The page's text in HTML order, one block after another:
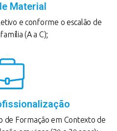
Material
e conforme o escalão de
(A a C);
de Formação em Contexto de